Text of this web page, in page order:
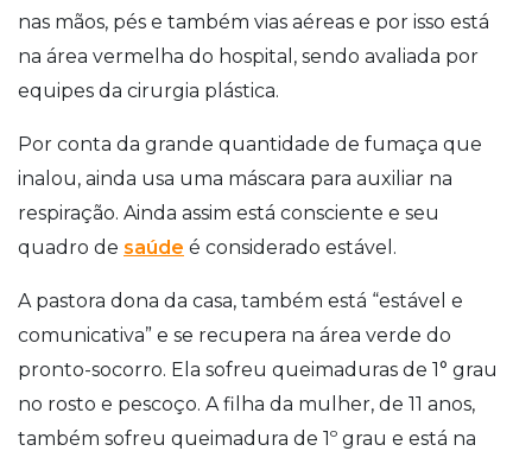
nas mãos, pés e também vias aéreas e por isso está
na área vermelha do hospital, sendo avaliada por
equipes da cirurgia plástica.
Por conta da grande quantidade de fumaça que
inalou, ainda usa uma máscara para auxiliar na
respiração. Ainda assim está consciente e seu
quadro de saúde é considerado estável.
A pastora dona da casa, também está “estável e
comunicativa” e se recupera na área verde do
pronto-socorro. Ela sofreu queimaduras de 1° grau
no rosto e pescoço. A filha da mulher, de 11 anos,
também sofreu queimadura de 1º grau e está na